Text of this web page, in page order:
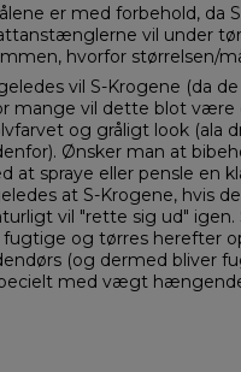
er med forbehold, da
vil under
hvorfor størrelsen/
vil S-Krogene (da
mange vil dette blot være
og gråligt look (ala
Ønsker man at
at spraye eller pensle en
at S-Krogene, hvis
vil "rette sig ud"
fugtige og tørres herefter
(og dermed bliver
med vægt